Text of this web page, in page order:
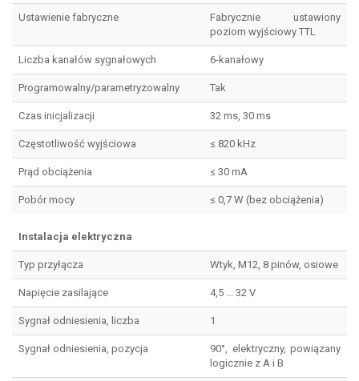
Ustawienie fabryczne
Fabrycznie ustawiony
poziom wyjściowy TTL
Liczba kanałów sygnałowych 6-kanałowy
Programowalny/parametryzowalny Tak
Czas inicjalizacji 32 ms, 30 ms
Częstotliwość wyjściowa ≤ 820 kHz
Prąd obciążenia ≤ 30 mA
Pobór mocy ≤ 0,7 W (bez obciążenia)
Instalacja elektryczna
Typ przyłącza Wtyk, M12, 8 pinów, osiowe
Napięcie zasilające 4,5 ... 32 V
Sygnał odniesienia, liczba 1
Sygnał odniesienia, pozycja
90°, elektryczny, powiązany
logicznie z A i B